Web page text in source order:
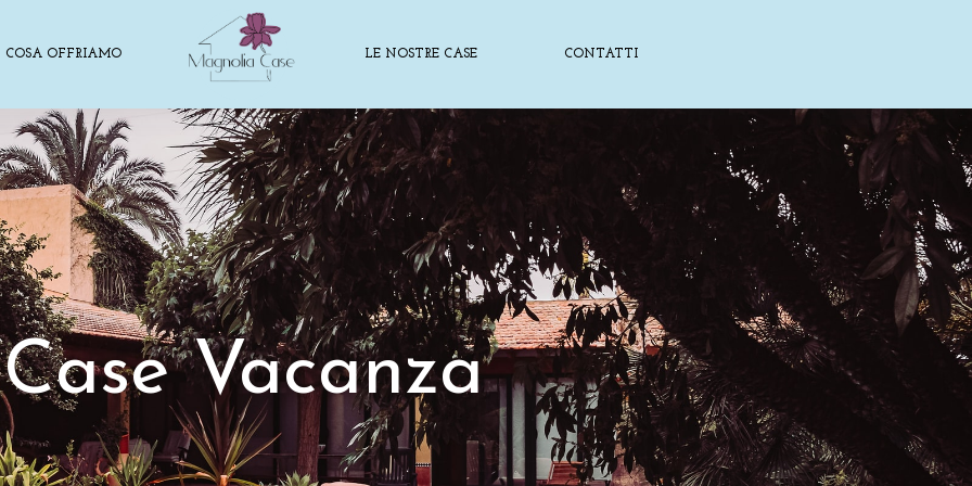
COSA OFFRIAMO LE NOSTRE CASE CONTATTI
Case Vacanza